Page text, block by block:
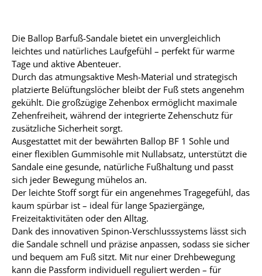
Die Ballop Barfuß-Sandale bietet ein unvergleichlich
leichtes und natürliches Laufgefühl – perfekt für warme
Tage und aktive Abenteuer.
Durch das atmungsaktive Mesh-Material und strategisch
platzierte Belüftungslöcher bleibt der Fuß stets angenehm
gekühlt. Die großzügige Zehenbox ermöglicht maximale
Zehenfreiheit, während der integrierte Zehenschutz für
zusätzliche Sicherheit sorgt.
Ausgestattet mit der bewährten Ballop BF 1 Sohle und
einer flexiblen Gummisohle mit Nullabsatz, unterstützt die
Sandale eine gesunde, natürliche Fußhaltung und passt
sich jeder Bewegung mühelos an.
Der leichte Stoff sorgt für ein angenehmes Tragegefühl, das
kaum spürbar ist – ideal für lange Spaziergänge,
Freizeitaktivitäten oder den Alltag.
Dank des innovativen Spinon-Verschlusssystems lässt sich
die Sandale schnell und präzise anpassen, sodass sie sicher
und bequem am Fuß sitzt. Mit nur einer Drehbewegung
kann die Passform individuell reguliert werden – für